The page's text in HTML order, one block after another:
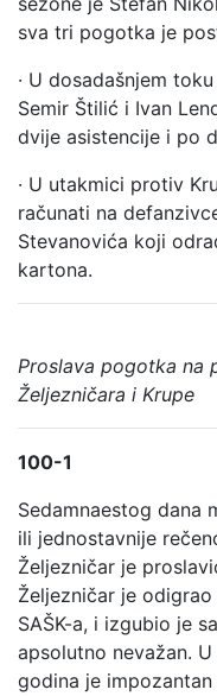
sva tri pogotka je
· U dosadašnjem
Semir Štilić i Ivan
dvije asistencije i po
· U utakmici protiv
računati na
Stevanovića koji
kartona.
Proslava pogotka na
Željezničara i Krupe
100-1
Sedamnaestog dana
ili jednostavnije
Željezničar je
Željezničar je
SAŠK-a, i izgubio je
apsolutno nevažan.
godina je